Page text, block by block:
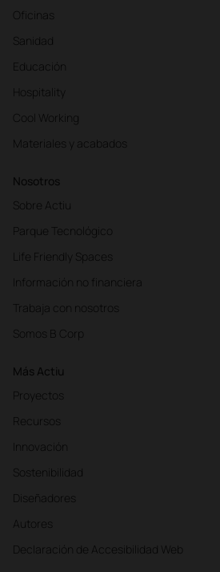
Oficinas
Sanidad
Educación
Hospitality
Cool Working
Materiales y acabados
Nosotros
Sobre Actiu
Parque Tecnológico
Life Friendly Spaces
Información no financiera
Trabaja con nosotros
Somos B Corp
Más Actiu
Proyectos
Recursos
Innovación
Sostenibilidad
Diseñadores
Autores
Declaración de Accesibilidad Web